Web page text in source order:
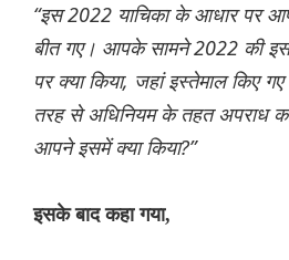
“इस 2022 याचिका के आधार पर
बीत गए। आपके सामने 2022 की
पर क्या किया, जहां इस्तेमाल किए
तरह से अधिनियम के तहत अपराध
आपने इसमें क्या किया?”
इसके बाद कहा गया,